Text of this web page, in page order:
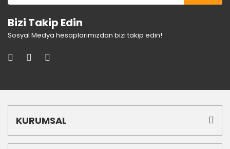
Bizi Takip Edin
Sosyal Medya hesaplarımızdan bizi takip edin!
KURUMSAL